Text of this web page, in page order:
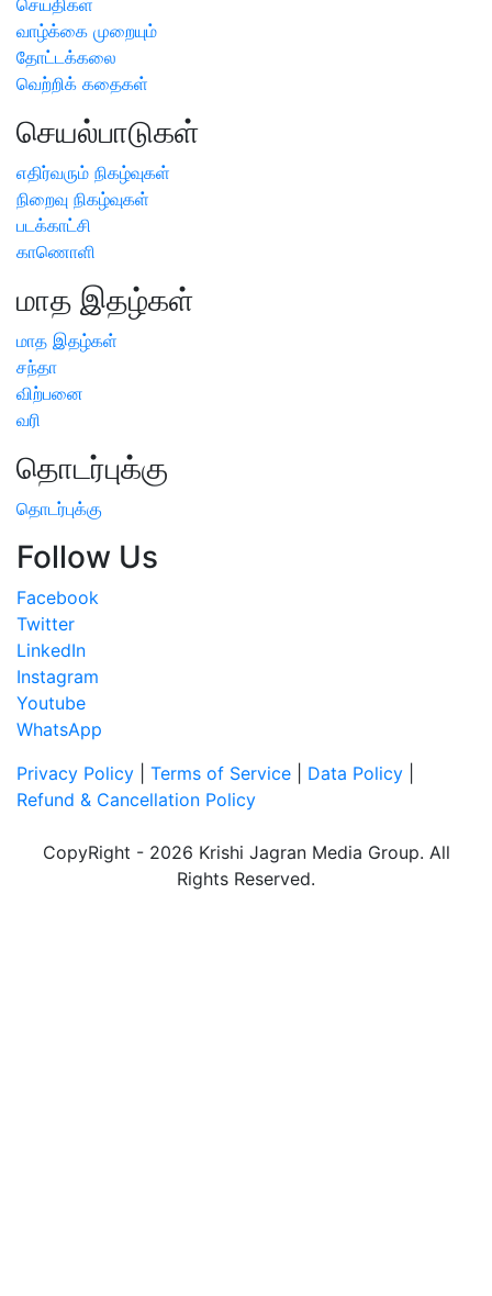
செய்திகள்
வாழ்க்கை முறையும்
தோட்டக்கலை
வெற்றிக் கதைகள்
செயல்பாடுகள்
எதிர்வரும் நிகழ்வுகள்
நிறைவு நிகழ்வுகள்
படக்காட்சி
காணொளி
மாத இதழ்கள்
மாத இதழ்கள்
சந்தா
விற்பனை
வரி
தொடர்புக்கு
தொடர்புக்கு
Follow Us
Facebook
Twitter
LinkedIn
Instagram
Youtube
WhatsApp
Privacy Policy
Terms of Service Data Policy
Refund & Cancellation Policy
CopyRight - 2026 Krishi Jagran Media Group. All
Rights Reserved.